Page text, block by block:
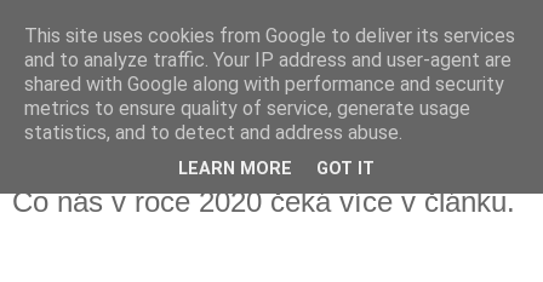
Fakečlánky
Věř všemu co tady vidíš.
středa 4. prosince 2019
Co nás v roce 2020 čeká více v článku.
This site uses cookies from Google to deliver its services
and to analyze traffic. Your IP address and user-agent are
shared with Google along with performance and security
metrics to ensure quality of service, generate usage
statistics, and to detect and address abuse.
LEARN MORE GOT IT